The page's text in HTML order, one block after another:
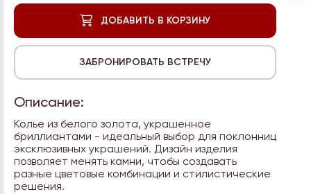
Описание:
Колье из белого золота, украшенное
бриллиантами - идеальный выбор для поклонниц
эксклюзивных украшений. Дизайн изделия
позволяет менять камни, чтобы создавать
разные цветовые комбинации и стилистические
решения.